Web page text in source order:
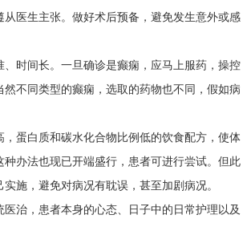
医生主张。做好术后预备，避免发生意外或感
时间长。一旦确诊是癫痫，应马上服药，操控
不同类型的癫痫，选取的药物也不同，假如病
蛋白质和碳水化合物比例低的饮食配方，使体
办法也现已开端盛行，患者可进行尝试。但此
施，避免对病况有耽误，甚至加剧病况。
治，患者本身的心态、日子中的日常护理以及